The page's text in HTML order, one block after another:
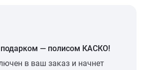
— полисом КАСКО!
в ваш заказ и начнет